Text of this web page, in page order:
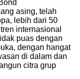
asing, telah
lebih dari 50
internasional
puas dengan
dengan hangat
di dalam dan
citra grup